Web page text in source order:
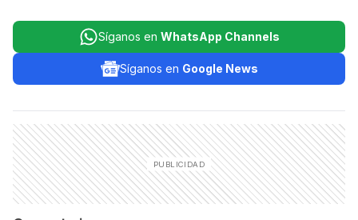
Síganos en WhatsApp Channels
Síganos en Google News